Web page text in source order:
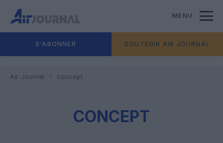
MENU
S'ABONNER SOUTENIR AIR JOURNAL
Air Journal concept
CONCEPT